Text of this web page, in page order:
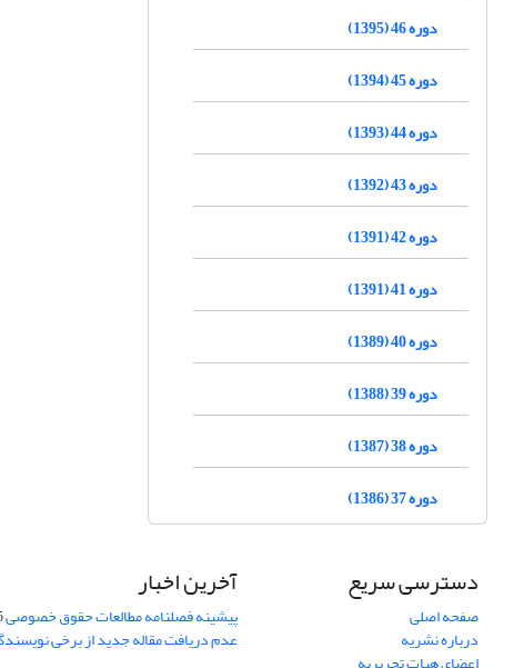
دوره 46 (1395)
دوره 45 (1394)
دوره 44 (1393)
دوره 43 (1392)
دوره 42 (1391)
دوره 41 (1391)
دوره 40 (1389)
دوره 39 (1388)
دوره 38 (1387)
دوره 37 (1386)
دسترسی سریع
صفحه اصلی
درباره نشریه
آخرین اخبار
پیشینه فصلنامه مطالعات حقوق خصوصی
عدم دریافت مقاله جدید از برخی